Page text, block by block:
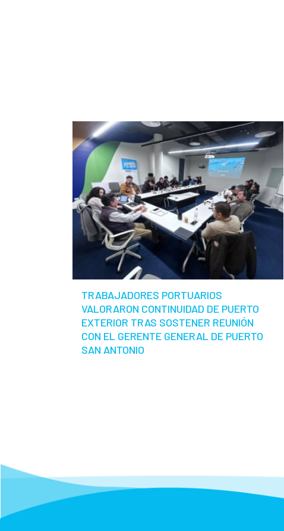
TRABAJADORES PORTUARIOS
VALORARON CONTINUIDAD DE PUERTO
EXTERIOR TRAS SOSTENER REUNIÓN
CON EL GERENTE GENERAL DE PUERTO
SAN ANTONIO